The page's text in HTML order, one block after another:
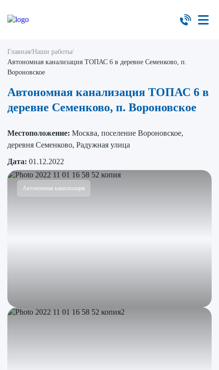
Главная/Наши работы/
Автономная канализация ТОПАС 6 в деревне Семенково, п.
Вороновское
Автономная канализация ТОПАС 6 в
деревне Семенково, п. Вороновское
Местоположение: Москва, поселение Вороновское,
деревня Семенково, Радужная улица
Дата: 01.12.2022
Автономная канализация